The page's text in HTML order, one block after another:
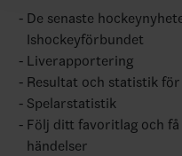
De senaste
Ishockeyförbundet
Liverapportering
Resultat och statistik
Spelarstatistik
Följ ditt favoritlag och
händelser